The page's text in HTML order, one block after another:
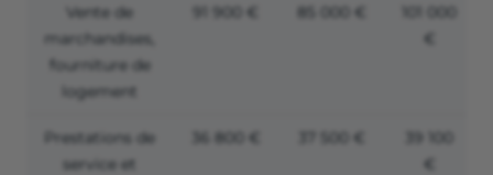
Vente de
marchandises,
fourniture de
logement
91 900 € 85 000 €
101 000
€
Prestations de
service et
36 800 € 37 500 €
39 100
€